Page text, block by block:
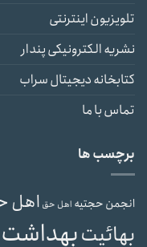
تلویزیون اینترنتی
نشریه الکترونیکی پندار
کتابخانه دیجیتال سراب
تماس با ما
برچسب ها
انجمن حجتیه اهل حق اهل
بهائیت